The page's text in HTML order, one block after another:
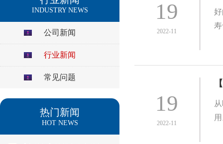
INDUSTRY NEWS
公司新闻
行业新闻
常见问题
热门新闻
HOT NEWS
19
2022-11
19
2022-11